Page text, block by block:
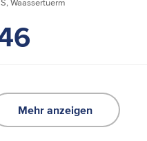
Waassertuerm
Mehr anzeigen